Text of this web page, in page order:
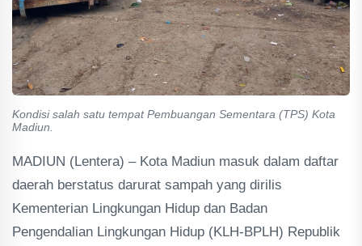
Kondisi salah satu tempat Pembuangan Sementara (TPS) Kota
Madiun.
MADIUN (Lentera) – Kota Madiun masuk dalam daftar
daerah berstatus darurat sampah yang dirilis
Kementerian Lingkungan Hidup dan Badan
Pengendalian Lingkungan Hidup (KLH-BPLH) Republik